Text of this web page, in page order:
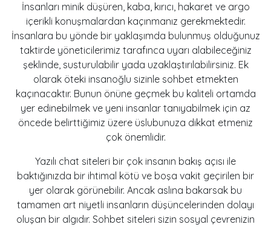
İnsanları minik düşüren, kaba, kırıcı, hakaret ve argo
içerikli konuşmalardan kaçınmanız gerekmektedir.
İnsanlara bu yönde bir yaklaşımda bulunmuş olduğunuz
taktirde yöneticilerimiz tarafınca uyarı alabileceğiniz
şeklinde, susturulabilir yada uzaklaştırılabilirsiniz. Ek
olarak öteki insanoğlu sizinle sohbet etmekten
kaçınacaktır. Bunun önüne geçmek bu kaliteli ortamda
yer edinebilmek ve yeni insanlar tanıyabilmek için az
öncede belirttiğimiz üzere üslubunuza dikkat etmeniz
çok önemlidir.
Yazılı chat siteleri bir çok insanın bakış açısı ile
baktığınızda bir ihtimal kötü ve boşa vakit geçirilen bir
yer olarak görünebilir. Ancak aslına bakarsak bu
tamamen art niyetli insanların düşüncelerinden dolayı
oluşan bir algıdır. Sohbet siteleri sizin sosyal çevrenizin